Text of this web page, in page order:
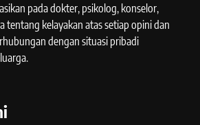
pada dokter, psikolog, konselor,
tentang kelayakan atas setiap opini dan
dengan situasi pribadi